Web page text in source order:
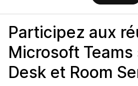
Participez aux
Microsoft Teams
Desk et Room